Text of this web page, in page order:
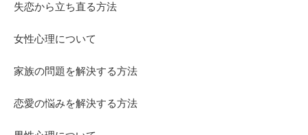
失恋から立ち直る方法
女性心理について
家族の問題を解決する方法
恋愛の悩みを解決する方法